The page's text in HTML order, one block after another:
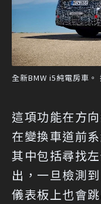
全新BMW i5純電房車。
這項功能在方
在變換車道前
其中包括尋找
出，一旦檢測
儀表板上也會